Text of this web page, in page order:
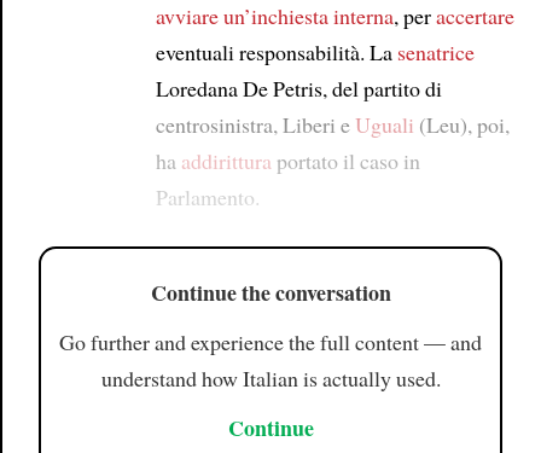
avviare un’inchiesta interna, peraccertare
eventuali responsabilità. La senatrice
Loredana De Petris, del partito di
centrosinistra, Liberi eUguali (Leu), poi,
ha addirittura portato il caso in
Parlamento.
Continue the conversation
Go further and experience the full content — and
understand how Italian is actually used.
Continue